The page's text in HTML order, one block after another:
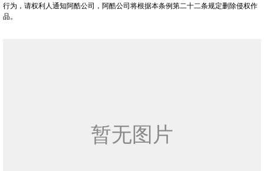
行为，请权利人通知阿酷公司，阿酷公司将根据本条例第二十二条规定删除侵权作
品。